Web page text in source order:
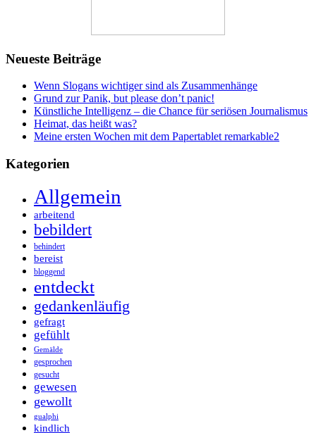
Neueste Beiträge
Wenn Slogans wichtiger sind als Zusammenhänge
Grund zur Panik, but please don’t panic!
Künstliche Intelligenz – die Chance für seriösen Journalismus
Heimat, das heißt was?
Meine ersten Wochen mit dem Papertablet remarkable2
Kategorien
Allgemein
arbeitend
bebildert
behindert
bereist
bloggend
entdeckt
gedankenläufig
gefragt
gefühlt
Gemälde
gesprochen
gesucht
gewesen
gewollt
gualphi
kindlich